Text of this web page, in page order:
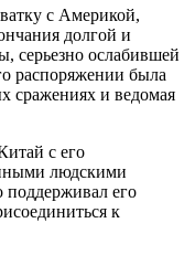
с Америкой,
долгой и
серьезно ослабившей
распоряжении была
сражениях и ведомая
с его
людскими
поддерживал его
к